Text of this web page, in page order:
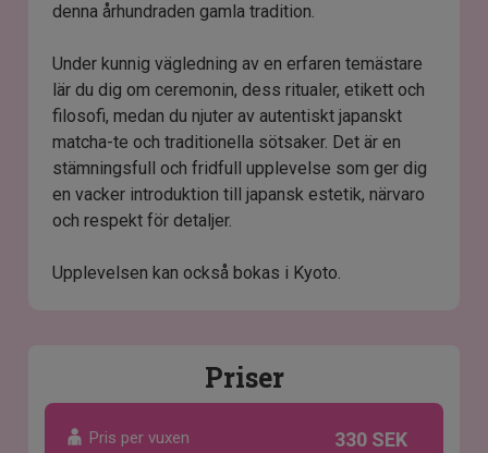
denna århundraden gamla tradition.
Under kunnig vägledning av en erfaren temästare
lär du dig om ceremonin, dess ritualer, etikett och
filosofi, medan du njuter av autentiskt japanskt
matcha-te och traditionella sötsaker. Det är en
stämningsfull och fridfull upplevelse som ger dig
en vacker introduktion till japansk estetik, närvaro
och respekt för detaljer.
Upplevelsen kan också bokas i Kyoto.
Priser
Pris per vuxen 330 SEK